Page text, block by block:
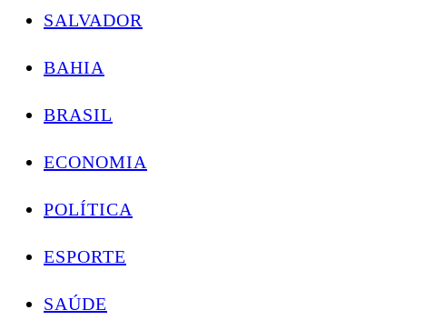
SALVADOR
BAHIA
BRASIL
ECONOMIA
POLÍTICA
ESPORTE
SAÚDE